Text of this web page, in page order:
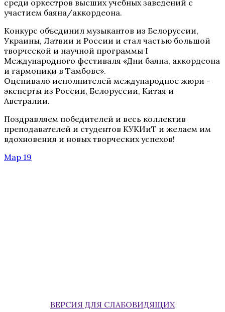
среди оркестров высших учебных заведений с
участием баяна/аккордеона.
Конкурс объединил музыкантов из Белоруссии,
Украины, Латвии и России и стал частью большой
творческой и научной программы I
Международного фестиваля «Дни баяна, аккордеона
и гармоники в Тамбове».
Оценивало исполнителей международное жюри -
эксперты из России, Белоруссии, Китая и
Австралии.
Поздравляем победителей и весь коллектив
преподавателей и студентов КУКИиТ и желаем им
вдохновения и новых творческих успехов!
Мар 19
ВЕРСИЯ ДЛЯ СЛАБОВИДЯЩИХ